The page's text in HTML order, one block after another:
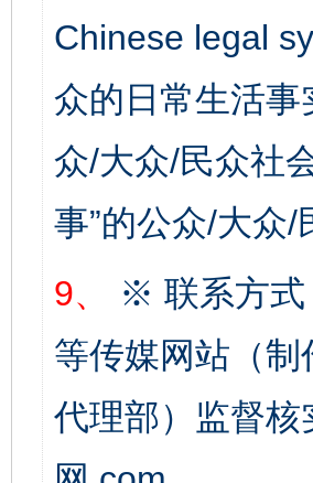
Chinese legal
众的日常生活
众/大众/民众社
事”的公众/大众
9、
※ 联系方式
等传媒网站（
代理部）监督
完善运行机制助力责任有效落实